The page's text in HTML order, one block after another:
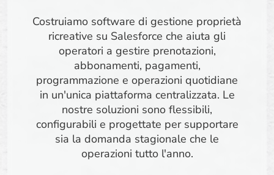
Costruiamo software di gestione proprietà
ricreative su Salesforce che aiuta gli
operatori a gestire prenotazioni,
abbonamenti, pagamenti,
programmazione e operazioni quotidiane
in un'unica piattaforma centralizzata. Le
nostre soluzioni sono flessibili,
configurabili e progettate per supportare
sia la domanda stagionale che le
operazioni tutto l'anno.